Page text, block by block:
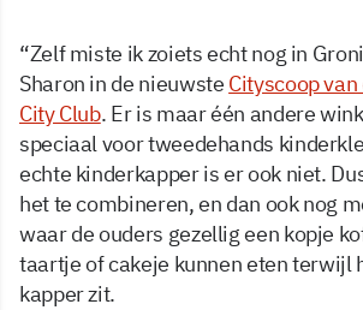
“Zelf miste ik zoiets echt nog in
Sharon in de nieuwste Cityscoop
City Club. Er is maar één andere
speciaal voor tweedehands
echte kinderkapper is er ook niet.
het te combineren, en dan ook nog
waar de ouders gezellig een kopje
taartje of cakeje kunnen eten terwijl
kapper zit.